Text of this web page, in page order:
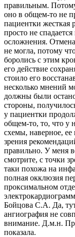
правильным.
оно в общем-то не
пациентки жесткая
просто не
осложнения.
не могла, потому
боролись с этим
его действие
стоило его
несколько мнений
должны были
стороны,
у пациентки
общем-то, то, что у
схемы, наверное,
зрения
правильно. У меня
смотрите, с точки
таки похожа на
полная окклюзия
проксимальном
Бойцова С.А. Да,
ангиография не
внимание. Д.м.н.
показала.